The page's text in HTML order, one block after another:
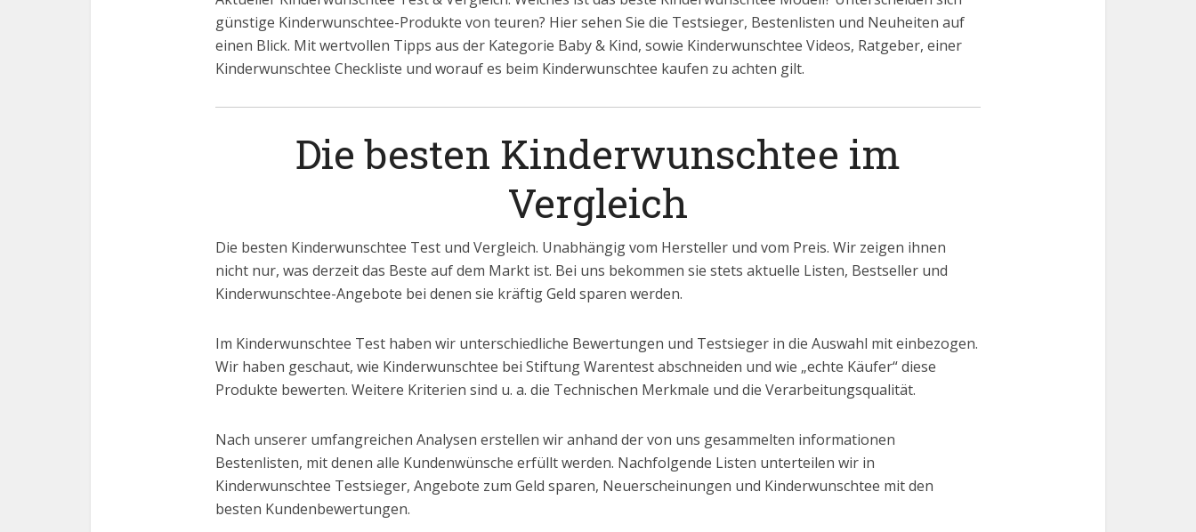
günstige Kinderwunschtee-Produkte von teuren? Hier sehen Sie die Testsieger, Bestenlisten und Neuheiten auf
einen Blick. Mit wertvollen Tipps aus der Kategorie Baby & Kind, sowie Kinderwunschtee Videos, Ratgeber, einer
Kinderwunschtee Checkliste und worauf es beim Kinderwunschtee kaufen zu achten gilt.
Die besten Kinderwunschtee im
Vergleich
Die besten Kinderwunschtee Test und Vergleich. Unabhängig vom Hersteller und vom Preis. Wir zeigen ihnen
nicht nur, was derzeit das Beste auf dem Markt ist. Bei uns bekommen sie stets aktuelle Listen, Bestseller und
Kinderwunschtee-Angebote bei denen sie kräftig Geld sparen werden.
Im Kinderwunschtee Test haben wir unterschiedliche Bewertungen und Testsieger in die Auswahl mit einbezogen.
Wir haben geschaut, wie Kinderwunschtee bei Stiftung Warentest abschneiden und wie „echte Käufer“ diese
Produkte bewerten. Weitere Kriterien sind u. a. die Technischen Merkmale und die Verarbeitungsqualität.
Nach unserer umfangreichen Analysen erstellen wir anhand der von uns gesammelten informationen
Bestenlisten, mit denen alle Kundenwünsche erfüllt werden. Nachfolgende Listen unterteilen wir in
Kinderwunschtee Testsieger, Angebote zum Geld sparen, Neuerscheinungen und Kinderwunschtee mit den
besten Kundenbewertungen.